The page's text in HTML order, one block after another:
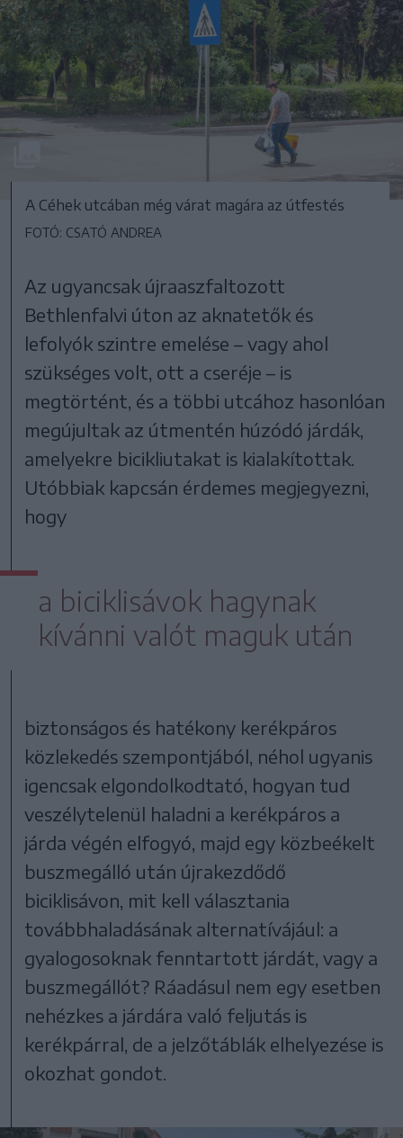
A Céhek utcában még várat magára az útfestés
FOTÓ: CSATÓ ANDREA
Az ugyancsak újraaszfaltozott
Bethlenfalvi úton az aknatetők és
lefolyók szintre emelése – vagy ahol
szükséges volt, ott a cseréje – is
megtörtént, és a többi utcához hasonlóan
megújultak az útmentén húzódó járdák,
amelyekre bicikliutakat is kialakítottak.
Utóbbiak kapcsán érdemes megjegyezni,
hogy
a biciklisávok hagynak
kívánni valót maguk után
biztonságos és hatékony kerékpáros
közlekedés szempontjából, néhol ugyanis
igencsak elgondolkodtató, hogyan tud
veszélytelenül haladni a kerékpáros a
járda végén elfogyó, majd egy közbeékelt
buszmegálló után újrakezdődő
biciklisávon, mit kell választania
továbbhaladásának alternatívájául: a
gyalogosoknak fenntartott járdát, vagy a
buszmegállót? Ráadásul nem egy esetben
nehézkes a járdára való feljutás is
kerékpárral, de a jelzőtáblák elhelyezése is
okozhat gondot.